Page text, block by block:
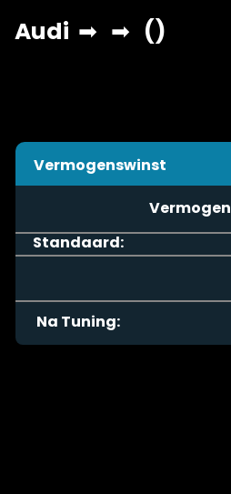
Vermogenswinst
Vermogen
Standaard:
Na Tuning: